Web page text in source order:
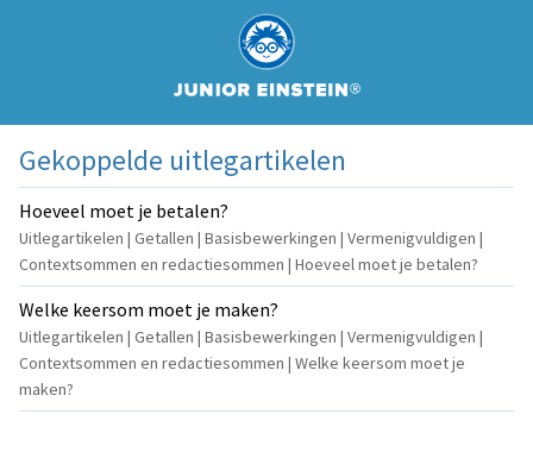
Gekoppelde uitlegartikelen
Hoeveel moet je betalen?
Uitlegartikelen | Getallen | Basisbewerkingen | Vermenigvuldigen |
Contextsommen en redactiesommen | Hoeveel moet je betalen?
Welke keersom moet je maken?
Uitlegartikelen | Getallen | Basisbewerkingen | Vermenigvuldigen |
Contextsommen en redactiesommen | Welke keersom moet je
maken?